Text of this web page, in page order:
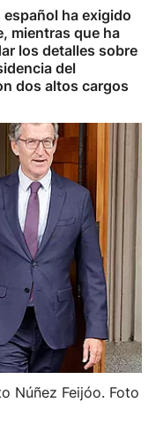
ha exigido
mientras que ha
los detalles sobre
del
dos altos cargos
Núñez Feijóo. Foto